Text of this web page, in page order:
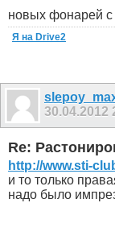
новых фонарей с
Я на Drive2
30.04.2012
Re:
http://www.sti-
и то только
надо было